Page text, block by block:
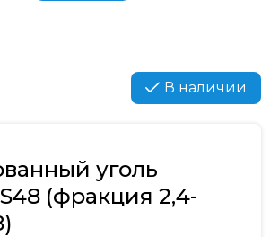
В наличии
уголь
(фракция 2,4-